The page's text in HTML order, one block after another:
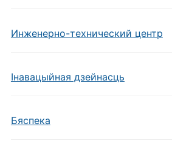
Инженерно-технический центр
Інавацыйная дзейнасць
Бяспека